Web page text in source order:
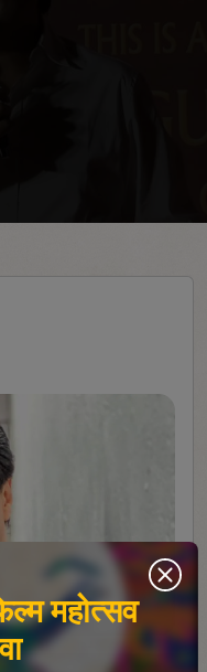
महोत्सव